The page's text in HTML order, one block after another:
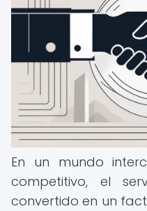
En un mundo
competitivo, el
convertido en un